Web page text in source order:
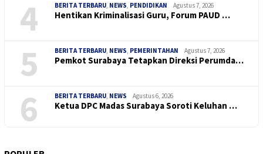
4 BERITA TERBARU NEWS PENDIDIKAN Agustus 7, 2026
Hentikan Kriminalisasi Guru, Forum PAUD …
5 BERITA TERBARU NEWS PEMERINTAHAN Agustus 7, 2026
Pemkot Surabaya Tetapkan Direksi Perumda…
6 BERITA TERBARU NEWS Agustus 6, 2026
Ketua DPC Madas Surabaya Soroti Keluhan …